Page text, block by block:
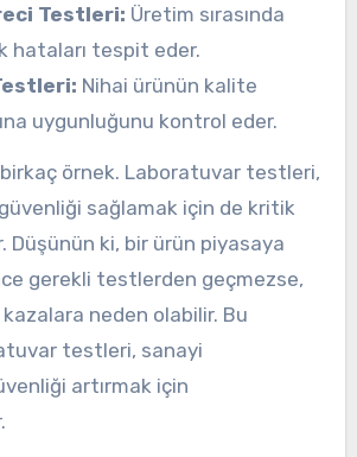
Testleri: Üretim sırasında
hataları tespit eder.
Nihai ürünün kalite
uygunluğunu kontrol eder.
örnek. Laboratuvar testleri,
sağlamak için de kritik
Düşünün ki, bir ürün piyasaya
gerekli testlerden geçmezse,
neden olabilir. Bu
testleri, sanayi
artırmak için